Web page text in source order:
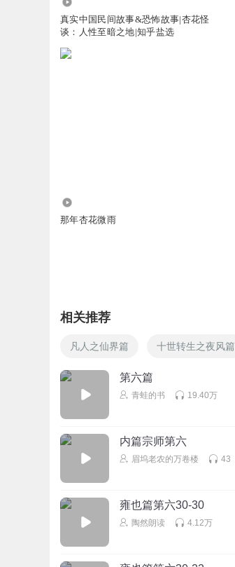
v1mn848aci3dloqy9w8p
真实中国民间故事&恐怖故事|杏花怪
谈：人性至暗之地|知乎盐选
那年杏花微雨
相关推荐
凡人之仙界篇 十世转生之夜风篇
第六篇
青蛙的书 19.40万
内篇宗师第六
眉坞老农的万卷楼 43
雍也篇第六30-30
陶然朗读 4.12万